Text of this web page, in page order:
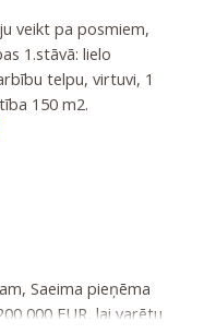
veikt pa posmiem,
1.stāvā: lielo
telpu, virtuvi, 1
150 m2.
Saeima pieņēma
000 EUR, lai varētu